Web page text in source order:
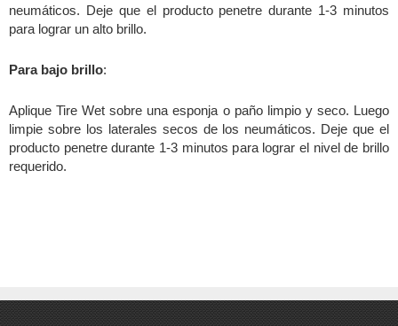
neumáticos. Deje que el producto penetre durante 1-3 minutos
para lograr un alto brillo.
Para bajo brillo:
Aplique Tire Wet sobre una esponja o paño limpio y seco. Luego
limpie sobre los laterales secos de los neumáticos. Deje que el
producto penetre durante 1-3 minutos para lograr el nivel de brillo
requerido.